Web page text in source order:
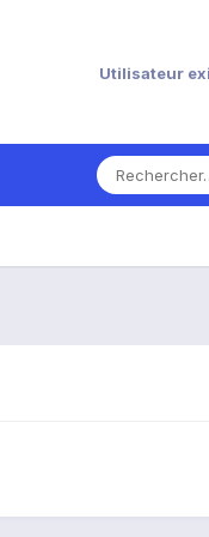
Utilisateur